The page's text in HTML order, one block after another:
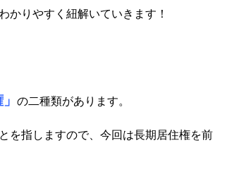
かりやすく紐解いていきます！
の二種類があります。
を指しますので、今回は長期居住権を前